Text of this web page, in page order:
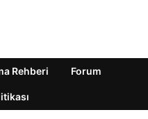
Rehberi Forum